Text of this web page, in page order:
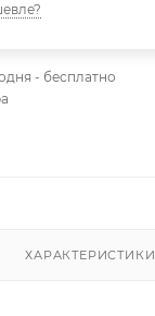
- бесплатно
ХАРАКТЕРИСТИКИ